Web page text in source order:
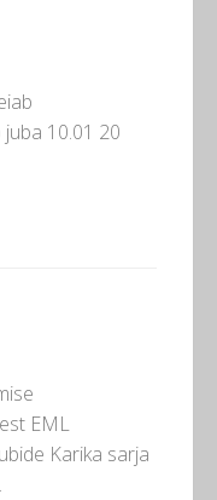
10.01 20
EML
Karika sarja